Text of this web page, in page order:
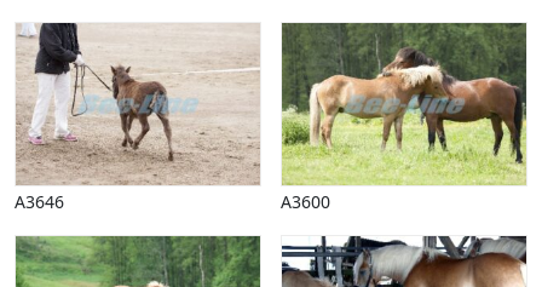
Pinse
Politik, arbejdsmarked
Restauration, hotel
Scenarier
Skibe, både, søfart
Sommer
Spil
Sport
Spots
A3646 A3600